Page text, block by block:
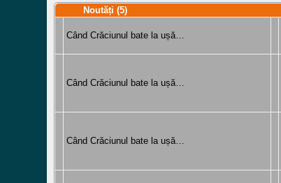
Noutăți (5)
Când Crăciunul bate la ușă…
Când Crăciunul bate la ușă…
Când Crăciunul bate la ușă…